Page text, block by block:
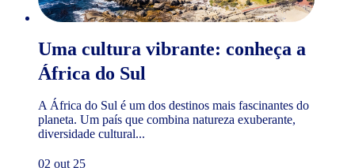
Uma cultura vibrante: conheça a
África do Sul
A África do Sul é um dos destinos mais fascinantes do
planeta. Um país que combina natureza exuberante,
diversidade cultural...
02 out 25